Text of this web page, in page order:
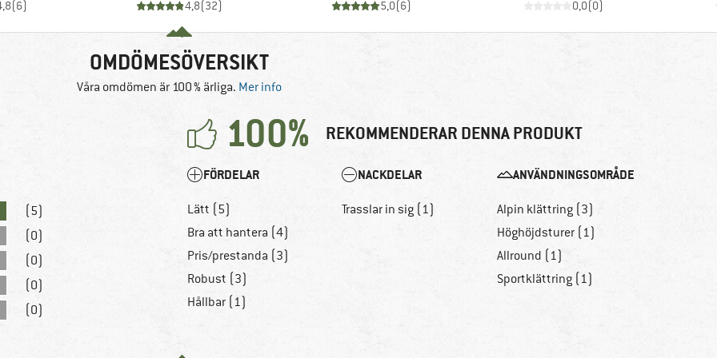
(6) 4,8(32) 5,0(6) 0,0(0)
OMDÖMESÖVERSIKT
Våra omdömen är 100 % ärliga. Mer info
100% REKOMMENDERAR DENNA PRODUKT
(5)
(0)
(0)
(0)
(0)
FÖRDELAR
Lätt (5)
Bra att hantera (4)
Pris/prestanda (3)
Robust (3)
Hållbar (1)
NACKDELAR
Trasslar in sig (1)
ANVÄNDNINGSOMRÅDE
Alpin klättring (3)
Höghöjdsturer (1)
Allround (1)
Sportklättring (1)